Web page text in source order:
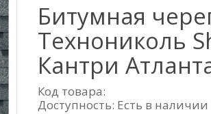
Битумная
Технониколь
Кантри
Код товара:
Доступность: Есть в наличии